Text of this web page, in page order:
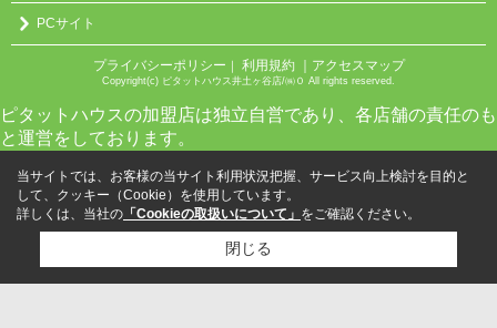
PCサイト
プライバシーポリシー ｜ 利用規約 ｜アクセスマップ
Copyright(c) ピタットハウス井土ヶ谷店/㈱０ All rights reserved.
ピタットハウスの加盟店は独立自営であり、各店舗の責任のも
と運営をしております。
当サイトでは、お客様の当サイト利用状況把握、サービス向上検討を目的と
して、クッキー（Cookie）を使用しています。
詳しくは、当社の 「Cookieの取扱いについて」 をご確認ください。
閉じる